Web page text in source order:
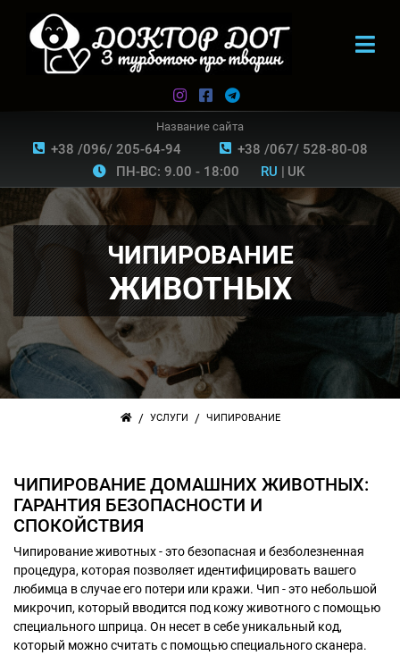
+38 /096/ 205-64-94 +38 /067/ 528-80-08
Название сайта
ПН-ВС: 9.00 - 18:00 RU | UK
ЧИПИРОВАНИЕ
ЖИВОТНЫХ
/ УСЛУГИ / ЧИПИРОВАНИЕ
ЧИПИРОВАНИЕ ДОМАШНИХ ЖИВОТНЫХ:
ГАРАНТИЯ БЕЗОПАСНОСТИ И
СПОКОЙСТВИЯ
Чипирование животных - это безопасная и безболезненная
процедура, которая позволяет идентифицировать вашего
любимца в случае его потери или кражи. Чип - это небольшой
микрочип, который вводится под кожу животного с помощью
специального шприца. Он несет в себе уникальный код,
который можно считать с помощью специального сканера.